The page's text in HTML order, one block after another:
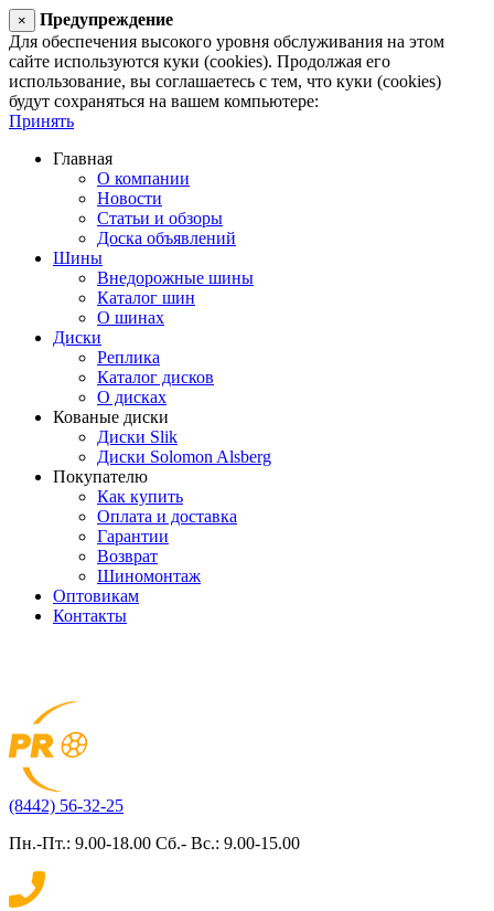
×
Предупреждение
Для обеспечения высокого уровня обслуживания на этом
сайте используются куки (cookies). Продолжая его
использование, вы соглашаетесь с тем, что куки (cookies)
будут сохраняться на вашем компьютере:
Принять
Главная
О компании
Новости
Статьи и обзоры
Доска объявлений
Шины
Внедорожные шины
Каталог шин
О шинах
Диски
Реплика
Каталог дисков
О дисках
Кованые диски
Диски Slik
Диски Solomon Alsberg
Покупателю
Как купить
Оплата и доставка
Гарантии
Возврат
Шиномонтаж
Оптовикам
Контакты
(8442) 56-32-25
Пн.-Пт.: 9.00-18.00 Сб.- Вс.: 9.00-15.00